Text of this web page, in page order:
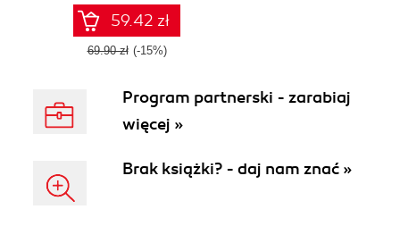
59.42 zł
69.90 zł (-15%)
Program partnerski - zarabiaj
więcej »
Brak książki? - daj nam znać »